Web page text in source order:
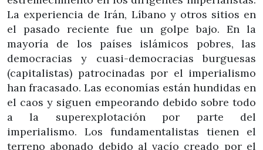
La experiencia de Irán, Líbano y otros sitios en
el pasado reciente fue un golpe bajo. En la
mayoría de los países islámicos pobres, las
democracias y cuasi-democracias burguesas
(capitalistas) patrocinadas por el imperialismo
han fracasado. Las economías están hundidas en
el caos y siguen empeorando debido sobre todo
a la superexplotación por parte del
imperialismo. Los fundamentalistas tienen el
terreno abonado debido al vacío creado por el